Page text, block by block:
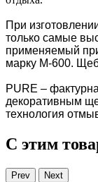
При
только самые
применяемый
марку М-600.
PURE –
декоративным
технология
С этим
Prev Next